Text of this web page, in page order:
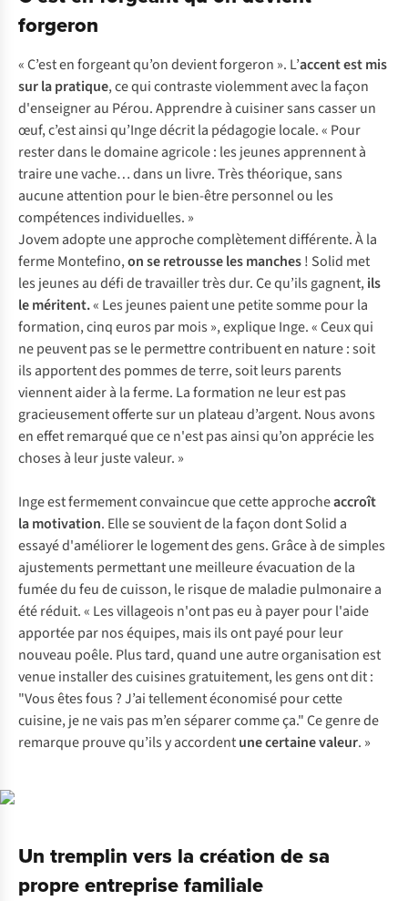
forgeron
« C’est en forgeant qu’on devient forgeron ». L’accent est mis
sur la pratique, ce qui contraste violemment avec la façon
d'enseigner au Pérou. Apprendre à cuisiner sans casser un
œuf, c’est ainsi qu’Inge décrit la pédagogie locale. « Pour
rester dans le domaine agricole : les jeunes apprennent à
traire une vache… dans un livre. Très théorique, sans
aucune attention pour le bien-être personnel ou les
compétences individuelles. »
Jovem adopte une approche complètement différente. À la
ferme Montefino,on se retrousse les manches! Solid met
les jeunes au défi de travailler très dur. Ce qu’ils gagnent,ils
le méritent.« Les jeunes paient une petite somme pour la
formation, cinq euros par mois », explique Inge. « Ceux qui
ne peuvent pas se le permettre contribuent en nature : soit
ils apportent des pommes de terre, soit leurs parents
viennent aider à la ferme. La formation ne leur est pas
gracieusement offerte sur un plateau d’argent. Nous avons
en effet remarqué que ce n'est pas ainsi qu’on apprécie les
choses à leur juste valeur. »
Inge est fermement convaincue que cette approcheaccroît
la motivation. Elle se souvient de la façon dont Solid a
essayé d'améliorer le logement des gens. Grâce à de simples
ajustements permettant une meilleure évacuation de la
fumée du feu de cuisson, le risque de maladie pulmonaire a
été réduit. « Les villageois n'ont pas eu à payer pour l'aide
apportée par nos équipes, mais ils ont payé pour leur
nouveau poêle. Plus tard, quand une autre organisation est
venue installer des cuisines gratuitement, les gens ont dit :
"Vous êtes fous ? J’ai tellement économisé pour cette
cuisine, je ne vais pas m’en séparer comme ça." Ce genre de
remarque prouve qu’ils y accordentune certaine valeur. »
Un tremplin vers la création de sa
propre entreprise familiale